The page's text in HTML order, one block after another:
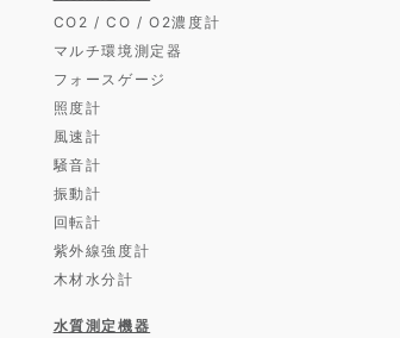
CO2 / CO / O2濃度計
マルチ環境測定器
フォースゲージ
照度計
風速計
騒音計
振動計
回転計
紫外線強度計
木材水分計
水質測定機器